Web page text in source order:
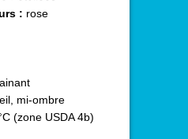
: rose
mi-ombre
(zone USDA 4b)